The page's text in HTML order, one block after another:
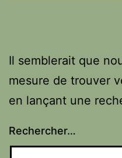
Il semblerait que
mesure de trouver
en lançant une
Rechercher…